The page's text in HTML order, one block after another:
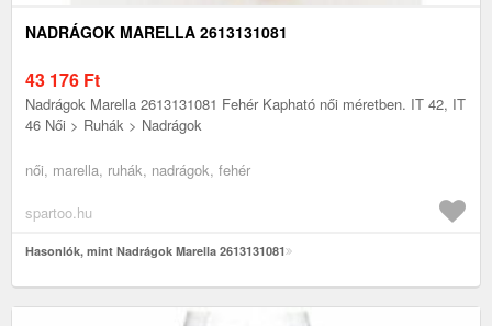
NADRÁGOK MARELLA 2613131081
43 176 Ft
Nadrágok Marella 2613131081 Fehér Kapható női méretben. IT 42, IT
46 Női > Ruhák > Nadrágok
női, marella, ruhák, nadrágok, fehér
spartoo.hu
Hasonlók, mint Nadrágok Marella 2613131081